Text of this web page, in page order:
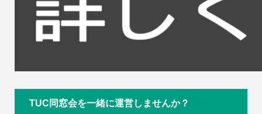
TUC同窓会を一緒に運営しませんか？